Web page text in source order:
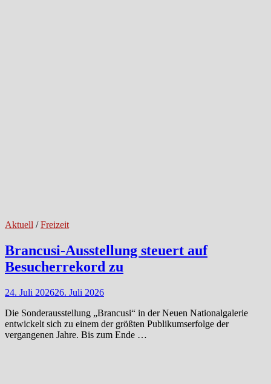
Aktuell /Freizeit
Brancusi-Ausstellung steuert auf
Besucherrekord zu
24. Juli 202626. Juli 2026
Die Sonderausstellung „Brancusi“ in der Neuen Nationalgalerie
entwickelt sich zu einem der größten Publikumserfolge der
vergangenen Jahre. Bis zum Ende …